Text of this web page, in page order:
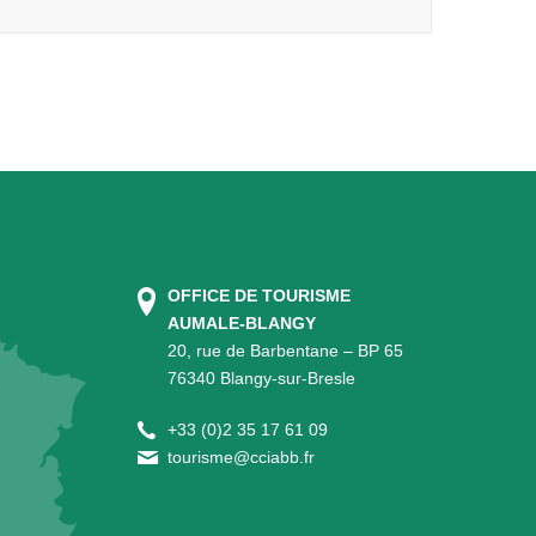
OFFICE DE TOURISME
AUMALE-BLANGY
20, rue de Barbentane – BP 65
76340 Blangy-sur-Bresle
+33 (0)2 35 17 61 09
tourisme@cciabb.fr